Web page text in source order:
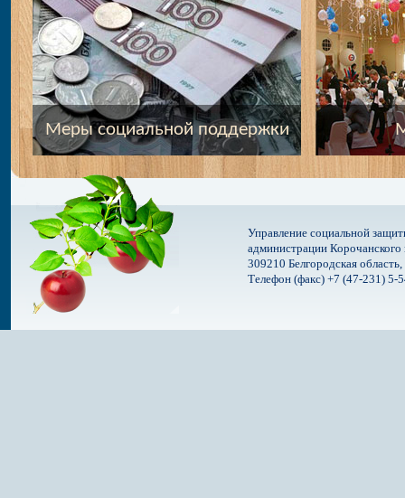
Меры социальной поддержки
Управление социальной
администрации
309210 Белгородская
Телефон (факс) +7 (47-231) 5-